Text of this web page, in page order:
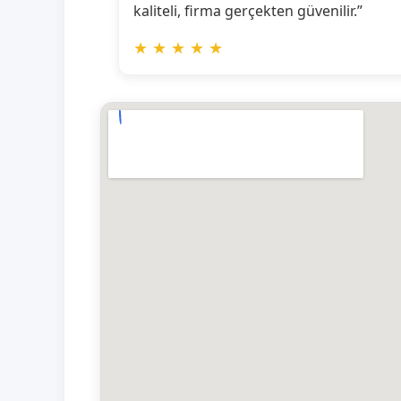
kaliteli, firma gerçekten güvenilir.”
★ ★ ★ ★ ★